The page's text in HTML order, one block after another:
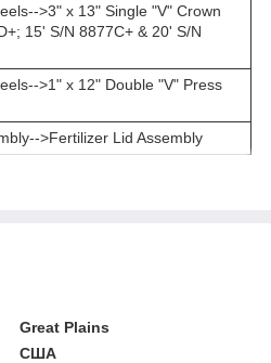
>3" x 13" Single "V" Crown
15' S/N 8877C+ & 20' S/N
>1" x 12" Double "V" Press
>Fertilizer Lid Assembly
Great Plains
США